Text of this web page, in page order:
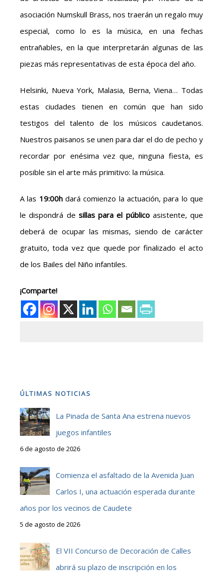
asociación Numskull Brass, nos traerán un regalo muy
especial, como lo es la música, en una fechas
entrañables, en la que interpretarán algunas de las
piezas más representativas de esta época del año.
Helsinki, Nueva York, Malasia, Berna, Viena… Todas
estas ciudades tienen en común que han sido
testigos del talento de los músicos caudetanos.
Nuestros paisanos se unen para dar el do de pecho y
recordar por enésima vez que, ninguna fiesta, es
posible sin el arte más primitivo: la música.
A las 19:00hdará comienzo la actuación, para lo que
le dispondrá de sillas para el públicoasistente, que
deberá de ocupar las mismas, siendo de carácter
gratuito, toda vez que quede por finalizado el acto
de los Bailes del Niño infantiles.
¡Comparte!
ÚLTIMAS NOTICIAS
La Pinada de Santa Ana estrena nuevos
juegos infantiles
6 de agosto de 2026
Comienza el asfaltado de la Avenida Juan
Carlos I, una actuación esperada durante
años por los vecinos de Caudete
5 de agosto de 2026
El VII Concurso de Decoración de Calles
abrirá su plazo de inscripción en los